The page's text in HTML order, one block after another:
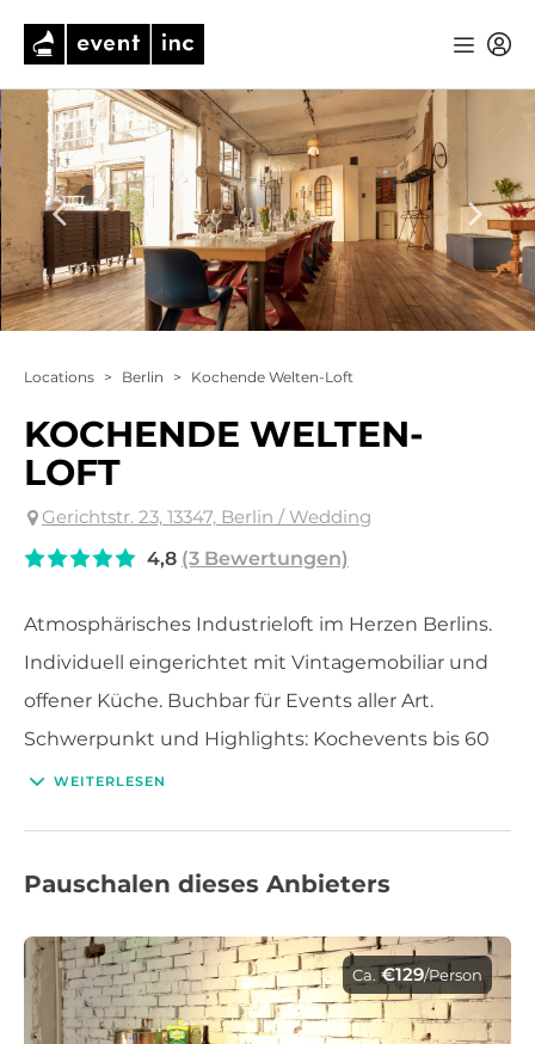
Locations > Berlin > Kochende Welten-Loft
KOCHENDE WELTEN-
LOFT
Gerichtstr. 23, 13347, Berlin / Wedding
4,8 (3 Bewertungen)
Atmosphärisches Industrieloft im Herzen Berlins.
Individuell eingerichtet mit Vintagemobiliar und
offener Küche. Buchbar für Events aller Art.
Schwerpunkt und Highlights: Kochevents bis 60
pax.WEITERLESEN
Pauschalen dieses Anbieters
Ca. €129/Person